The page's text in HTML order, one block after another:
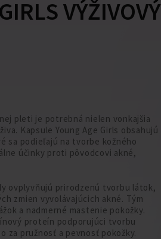
VÝŽIVOVÝ
pleti je potrebná nielen vonkajšia
Kapsule Young Age Girls obsahujú
sa podieľajú na tvorbe kožného
účinky proti pôvodcovi akné,
ovplyvňujú prirodzenú tvorbu látok,
zmien vyvolávajúcich akné. Tým
a nadmerné mastenie pokožky.
proteín podporujúci tvorbu
za pružnosť a pevnosť pokožky.